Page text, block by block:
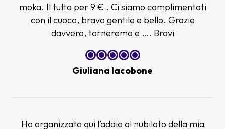
moka. Il tutto per 9 € . Ci siamo complimentati
con il cuoco, bravo gentile e bello. Grazie
davvero, torneremo e …. Bravi
Giuliana Iacobone
Ho organizzato qui l’addio al nubilato della mia